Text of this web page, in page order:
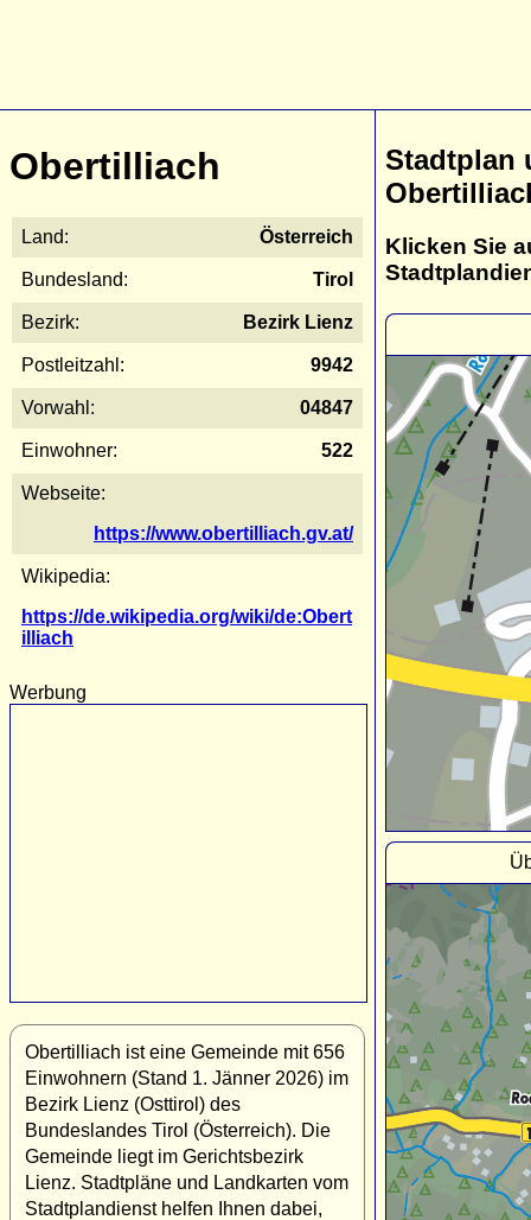
Obertilliach
Land: Österreich
Bundesland: Tirol
Bezirk: Bezirk Lienz
Postleitzahl: 9942
Vorwahl: 04847
Einwohner: 522
Webseite:
https://www.obertilliach.gv.at/
Wikipedia:
https://de.wikipedia.org/wiki/de:Obert
illiach
Werbung
Obertilliach ist eine Gemeinde mit 656
Einwohnern (Stand 1. Jänner 2026) im
Bezirk Lienz (Osttirol) des
Bundeslandes Tirol (Österreich). Die
Gemeinde liegt im Gerichtsbezirk
Lienz. Stadtpläne und Landkarten vom
Stadtplandienst helfen Ihnen dabei,
Stadtplan
Klicken Sie